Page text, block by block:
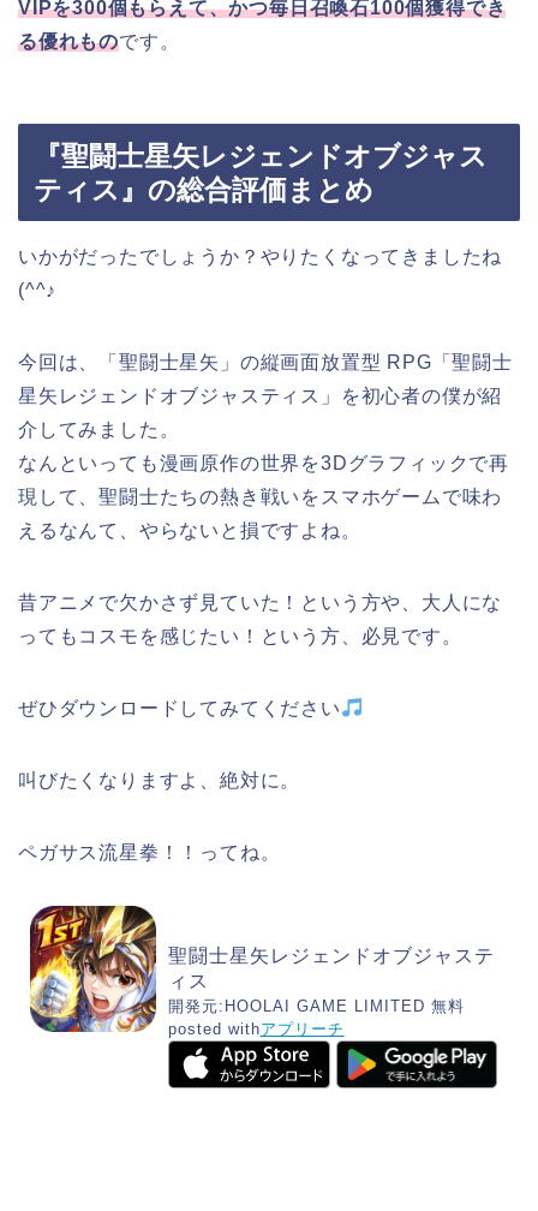
VIPを300個もらえて、かつ毎日召喚石100個獲得でき
る優れものです。
『聖闘士星矢レジェンドオブジャス
ティス』の総合評価まとめ
いかがだったでしょうか？やりたくなってきましたね
(^^♪
今回は、「聖闘士星矢」の縦画面放置型 RPG「聖闘士
星矢レジェンドオブジャスティス」を初心者の僕が紹
介してみました。
なんといっても漫画原作の世界を3Dグラフィックで再
現して、聖闘士たちの熱き戦いをスマホゲームで味わ
えるなんて、やらないと損ですよね。
昔アニメで欠かさず見ていた！という方や、大人にな
ってもコスモを感じたい！という方、必見です。
ぜひダウンロードしてみてください
叫びたくなりますよ、絶対に。
ペガサス流星拳！！ってね。
聖闘士星矢レジェンドオブジャステ
ィス
開発元: HOOLAI GAME LIMITED 無料
posted withアプリーチ